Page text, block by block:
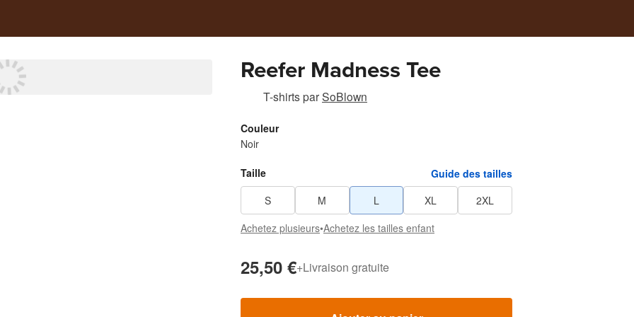
Reefer Madness Tee
T-shirtsparSoBlown
Couleur
Noir
Taille
Guide des tailles
S
M L XL
2XL
Achetez plusieurs•Achetez les tailles enfant
25,50 €+Livraison gratuite